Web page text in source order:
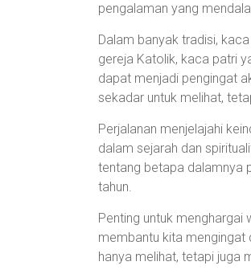
pengalaman yang
Dalam banyak tradisi,
gereja Katolik, kaca patri
dapat menjadi pengingat
sekadar untuk melihat,
Perjalanan menjelajahi
dalam sejarah dan
tentang betapa dalamnya
tahun.
Penting untuk menghargai
membantu kita mengingat
hanya melihat, tetapi juga